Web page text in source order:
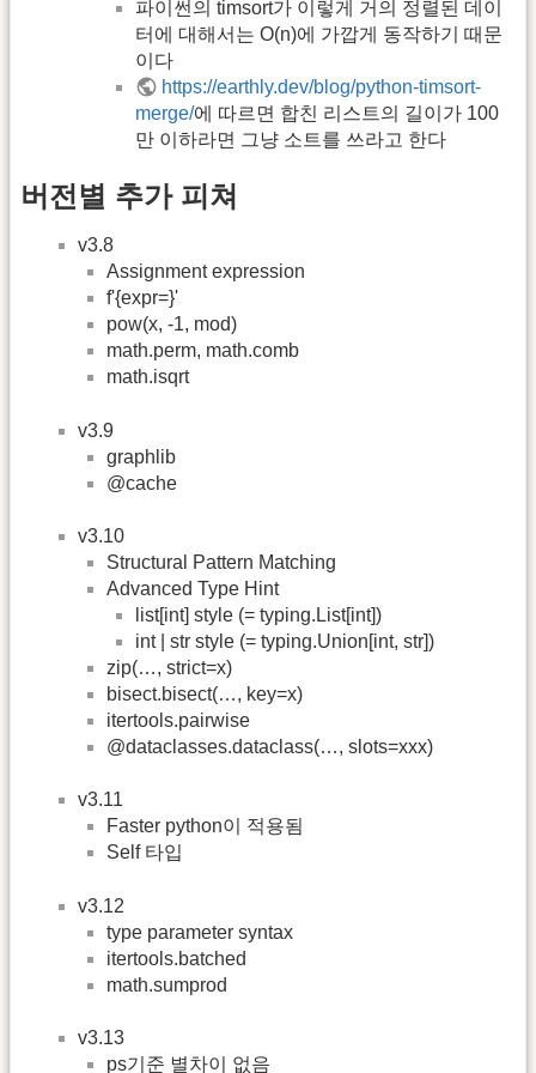
파이썬의 timsort가 이렇게 거의 정렬된 데이
터에 대해서는 O(n)에 가깝게 동작하기 때문
이다
https://earthly.dev/blog/python-timsort-
merge/에 따르면 합친 리스트의 길이가 100
만 이하라면 그냥 소트를 쓰라고 한다
버전별 추가 피쳐
v3.8
Assignment expression
f'{expr=}'
pow(x, -1, mod)
math.perm, math.comb
math.isqrt
v3.9
graphlib
@cache
v3.10
Structural Pattern Matching
Advanced Type Hint
list[int] style (= typing.List[int])
int | str style (= typing.Union[int, str])
zip(…, strict=x)
bisect.bisect(…, key=x)
itertools.pairwise
@dataclasses.dataclass(…, slots=xxx)
v3.11
Faster python이 적용됨
Self 타입
v3.12
type parameter syntax
itertools.batched
math.sumprod
v3.13
ps기준 별차이 없음